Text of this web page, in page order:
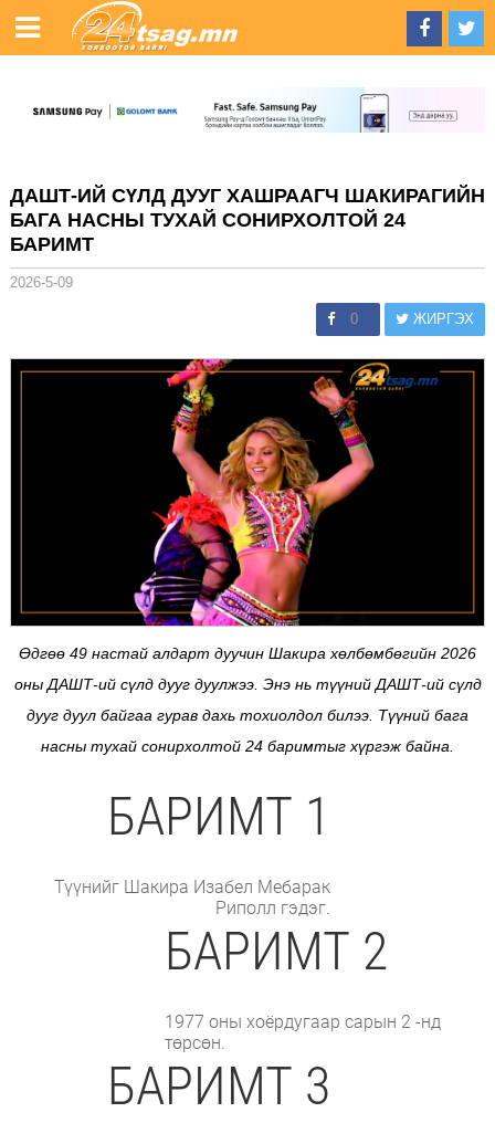
ДАШТ-ИЙ СҮЛД ДУУГ ХАШРААГЧ ШАКИРАГИЙН
БАГА НАСНЫ ТУХАЙ СОНИРХОЛТОЙ 24
БАРИМТ
2026-5-09
0 ЖИРГЭХ
Өдгөө 49 настай алдарт дуучин Шакира хөлбөмбөгийн 2026
оны ДАШТ-ий сүлд дууг дуулжээ. Энэ нь түүний ДАШТ-ий сүлд
дууг дуул байгаа гурав дахь тохиолдол билээ. Түүний бага
насны тухай сонирхолтой 24 баримтыг хүргэж байна.
БАРИМТ 1
Түүнийг Шакира Изабел Мебарак
Риполл гэдэг.
БАРИМТ 2
1977 оны хоёрдугаар сарын 2 -нд
төрсөн.
БАРИМТ 3